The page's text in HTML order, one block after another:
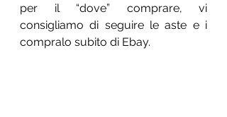
per il “dove” comprare, vi
consigliamo di seguire le aste e i
compralo subito di Ebay.